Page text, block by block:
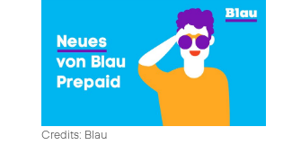
Credits: Blau